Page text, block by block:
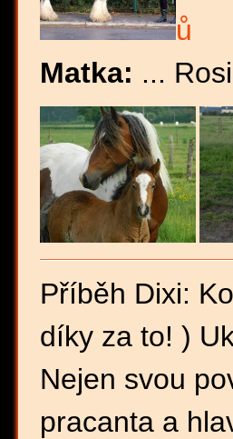
ů
Matka: ...
Příběh Dixi:
díky za to! )
Nejen svou
pracanta a